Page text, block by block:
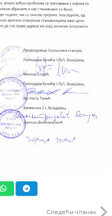
Следећи чланак